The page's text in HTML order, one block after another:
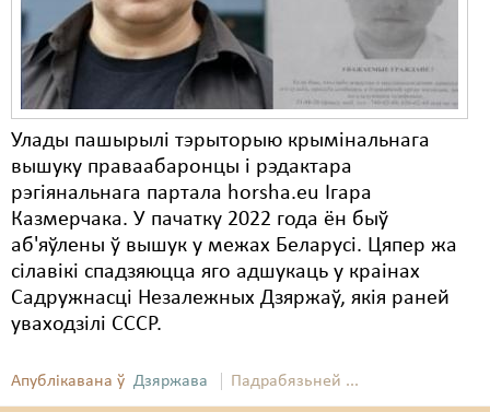
Улады пашырылі тэрыторыю крымінальнага
вышуку праваабаронцы і рэдактара
рэгіянальнага партала horsha.eu Ігара
Казмерчака. У пачатку 2022 года ён быў
аб'яўлены ў вышук у межах Беларусі. Цяпер жа
сілавікі спадзяюцца яго адшукаць у краінах
Садружнасці Незалежных Дзяржаў, якія раней
уваходзілі СССР.
Апублікавана ў Дзяржава Падрабязьней ...
КПЧ ААН
Культурныя правы
ЛПП
Мігранты
Мірныя сходы
Палітвязьні
Праваабаронцы
Правы дзіцяці
Распальваньне варожасьці